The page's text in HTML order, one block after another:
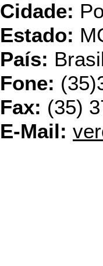
Cidade:
Estado:
País:
Fone:
Fax: (35)
E-Mail: